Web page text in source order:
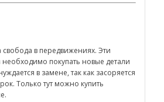
в передвижениях. Эти
покупать новые детали
в замене, так как засоряется
Только тут можно купить